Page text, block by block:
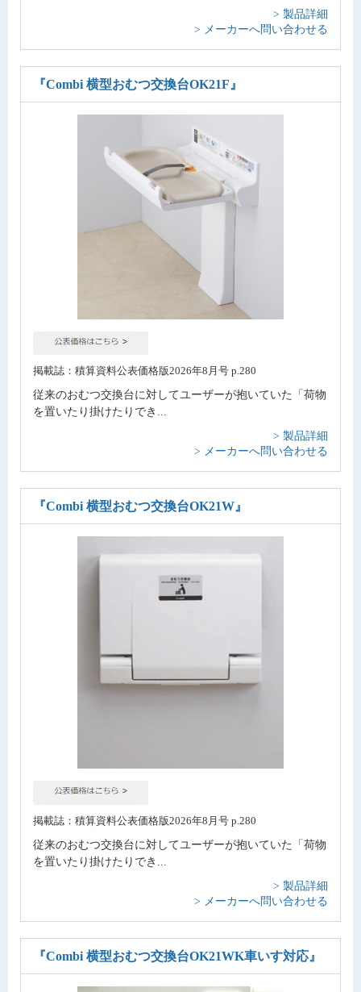
> 製品詳細
> メーカーへ問い合わせる
『Combi 横型おむつ交換台OK21F』
掲載誌：積算資料公表価格版2026年8月号 p.280
従来のおむつ交換台に対してユーザーが抱いていた「荷物
を置いたり掛けたりでき...
> 製品詳細
> メーカーへ問い合わせる
『Combi 横型おむつ交換台OK21W』
掲載誌：積算資料公表価格版2026年8月号 p.280
従来のおむつ交換台に対してユーザーが抱いていた「荷物
を置いたり掛けたりでき...
> 製品詳細
> メーカーへ問い合わせる
『Combi 横型おむつ交換台OK21WK車いす対応』